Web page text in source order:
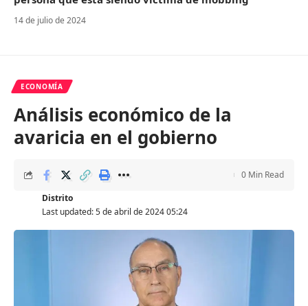
14 de julio de 2024
ECONOMÍA
Análisis económico de la
avaricia en el gobierno
Last updated: 5 de abril de 2024 05:24
Distrito
0 Min Read